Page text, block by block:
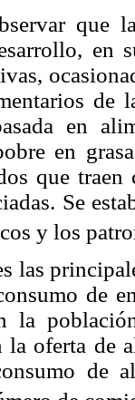
que
en
de
en
en
que
Se
y los
las
de
la
la oferta de
de